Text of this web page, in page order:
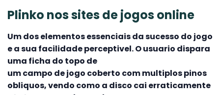
Plinko nos sites de jogos online
Um dos elementos essenciais da sucesso do jogo
e a sua facilidade perceptivel. O usuario dispara
uma ficha do topo de
um campo de jogo coberto com multiplos pinos
obliquos, vendo como a disco cai erraticamente